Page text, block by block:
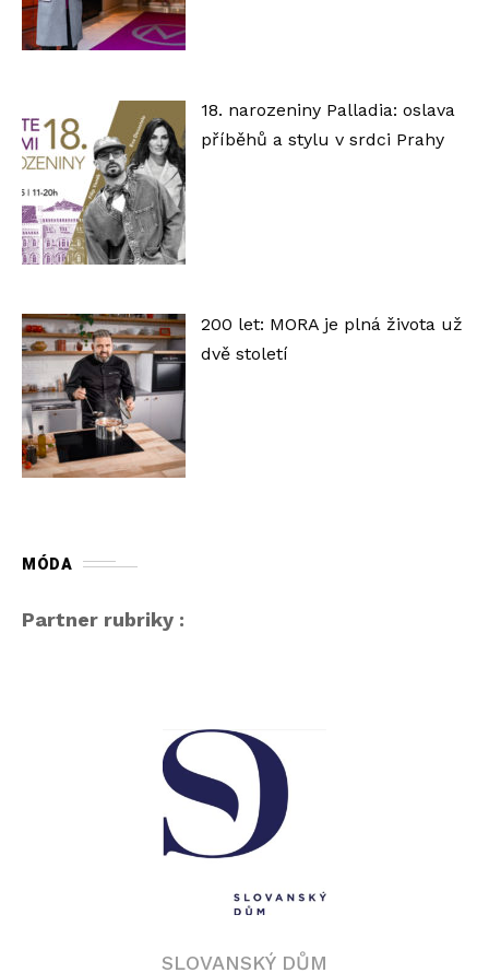
18. narozeniny Palladia: oslava
příběhů a stylu v srdci Prahy
200 let: MORA je plná života už
dvě století
MÓDA
Partner rubriky :
SLOVANSKÝ DŮM